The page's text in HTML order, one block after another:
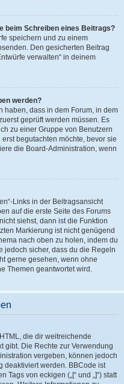
beim Schreiben eines Beitrags?
speichern und zu einem
Den gesicherten Beitrag
verwalten“ in deinem
werden?
haben, dass in dem Forum, in dem
geprüft werden müssen. Es
zu einer Gruppe von Benutzern
begutachten möchte, bevor sie
die Board-Administration, wenn
Links in der Beitragsansicht
auf die erste Seite des Forums
siehst, dann ist die Funktion
Markierung ist nicht genügend
nach oben zu holen, indem du
jedoch sicher, dass du die Regeln
gerne gesehen, wenn ohne
Themen geantwortet wird.
die dir weitreichende
gibt. Die Rechte zur Verwendung
vergeben, können jedoch
deaktiviert werden. BBCode ist
von eckigen („[“ und „]“) statt